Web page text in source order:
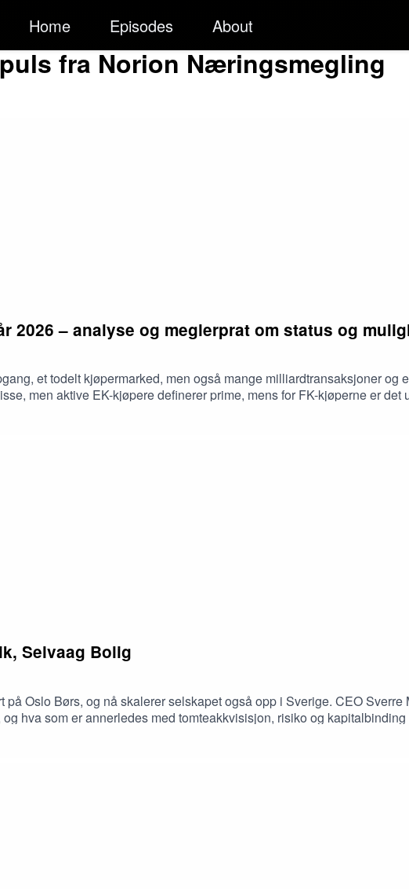
Home Episodes About
fra Norion Næringsmegling
2026 – analyse og meglerprat om status og
et todelt kjøpermarked, men også mange milliardtransaksjoner og
men aktive EK-kjøpere definerer prime, mens for FK-kjøperne er
Terje Trym Rustad og Jørgen Rostad fra Norion deler
Aarthun og Jan Håvard Valstad
Selvaag Bolig
Oslo Børs, og nå skalerer selskapet også opp i Sverige. CEO
hva som er annerledes med tomteakkvisisjon, risiko og
marked, og samme med Transaksjonsrådgiver Rune Husby og
som må på plass for å møte demografiske behov og stresset